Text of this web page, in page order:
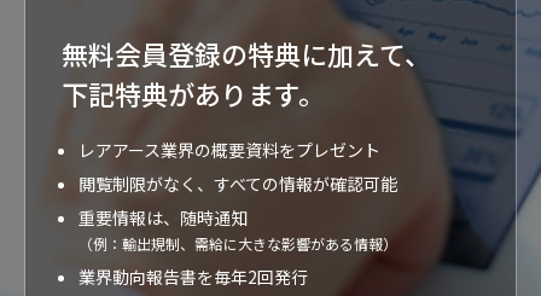
無料会員登録の特典に加えて、
下記特典があります。
レアアース業界の概要資料をプレゼント
閲覧制限がなく、すべての情報が確認可能
重要情報は、随時通知
（例：輸出規制、需給に大きな影響がある情報）
業界動向報告書を毎年2回発行